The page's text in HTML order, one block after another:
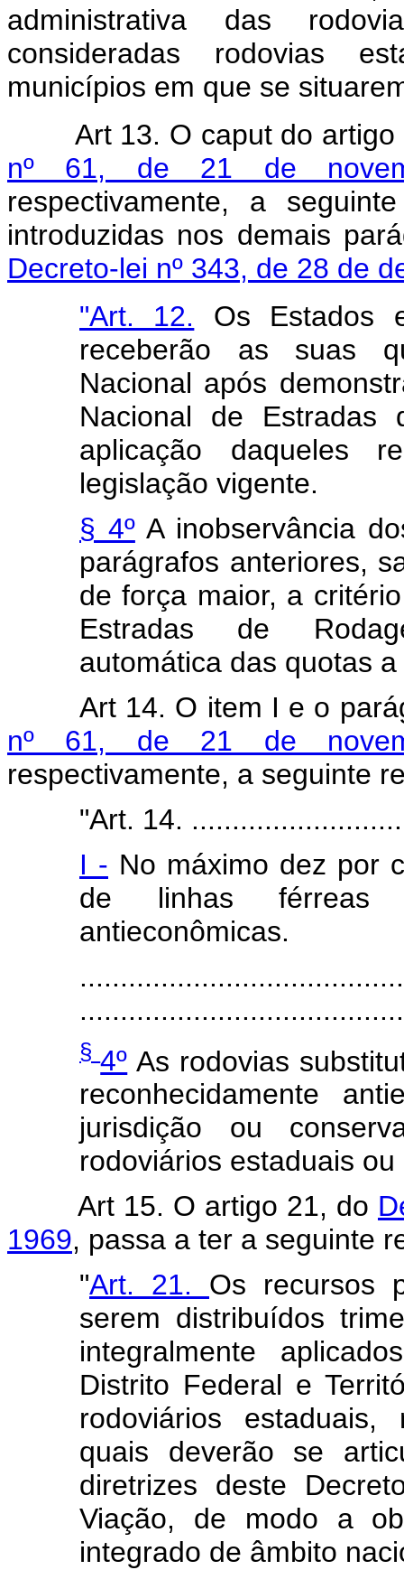
administrativa das
consideradas rodovias
municípios em que se
Art 13. O caput do
nº 61, de 21 de
respectivamente, a
introduzidas nos demais
Decreto-lei nº 343, de 28 de
"Art. 12. Os Estados
receberão as suas
Nacional após
Nacional de Estradas
aplicação daqueles
legislação vigente.
§ 4ºA inobservância
parágrafos anteriores,
de força maior, a
Estradas de
automática das quotas
Art 14. O item I e o
nº 61, de 21 de
respectivamente, a seguinte
"Art. 14.
I - No máximo dez por
de linhas férreas
antieconômicas.
§ 4º As rodovias
reconhecidamente
jurisdição ou
rodoviários estaduais
Art 15. O artigo 21, do
1969, passa a ter a seguinte
"Art. 21. Os recursos
serem distribuídos
integralmente
Distrito Federal e
rodoviários
quais deverão se
diretrizes deste
Viação, de modo a
integrado de âmbito